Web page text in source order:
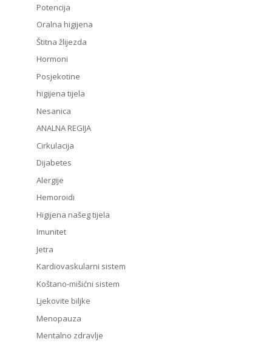
Potencija
Oralna higijena
Štitna žlijezda
Hormoni
Posjekotine
higijena tijela
Nesanica
ANALNA REGIJA
Cirkulacija
Dijabetes
Alergije
Hemoroidi
Higijena našeg tijela
Imunitet
Jetra
Kardiovaskularni sistem
Koštano-mišićni sistem
Ljekovite biljke
Menopauza
Mentalno zdravlje